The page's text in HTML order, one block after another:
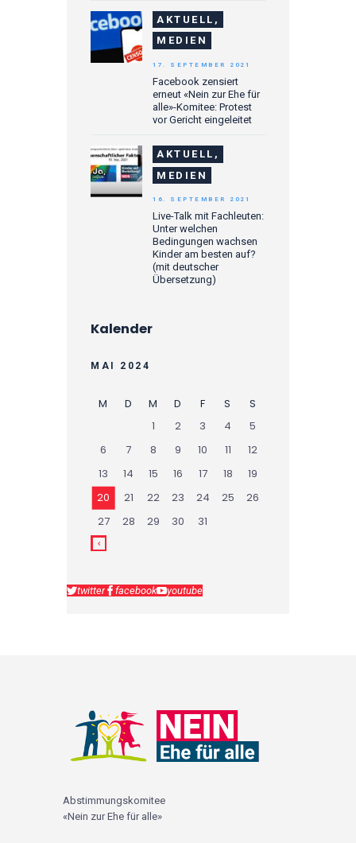
AKTUELL,
MEDIEN
Facebook zensiert
erneut «Nein zur Ehe für
alle»-Komitee: Protest
vor Gericht eingeleitet
17. SEPTEMBER 2021
AKTUELL,
MEDIEN
Live-Talk mit Fachleuten:
Unter welchen
Bedingungen wachsen
Kinder am besten auf?
(mit deutscher
Übersetzung)
16. SEPTEMBER 2021
Kalender
MAI 2024
M D M D F S
S
1
2 3 4
5
6
7 8 9 10 11
12
13
14 15 16 17 18
19
20
21 22 23 24 25
26
27
28 29 30 31
twitter facebook youtube
Abstimmungskomitee
«Nein zur Ehe für alle»